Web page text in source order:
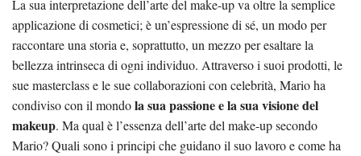
La sua interpretazione dell’arte del make-up va oltre la semplice
applicazione di cosmetici; è un’espressione di sé, un modo per
raccontare una storia e, soprattutto, un mezzo per esaltare la
bellezza intrinseca di ogni individuo. Attraverso i suoi prodotti, le
sue masterclass e le sue collaborazioni con celebrità, Mario ha
condiviso con il mondola sua passione e la sua visione del
makeup. Ma qual è l’essenza dell’arte del make-up secondo
Mario? Quali sono i principi che guidano il suo lavoro e come ha